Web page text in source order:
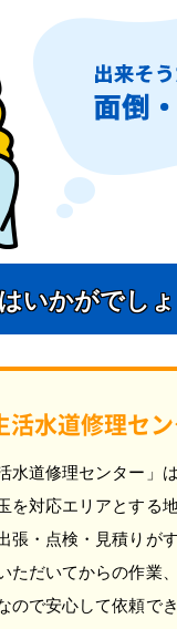
いかがでし
活水道修理セ
水道修理センター」
を対応エリアとする
張・点検・見積りが
ただいてからの作業
ので安心して依頼でき